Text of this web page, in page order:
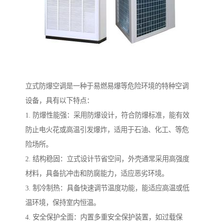
立式防爆空调是一种于易燃易爆等危险环境的特种空调
设备，具有以下特点：
1. 防爆性能强：采用防爆设计，符合防爆标准，能有效
防止电火花或高温引发爆炸，适用于石油、化工、等危
险场所。
2. 结构稳固：立式设计节省空间，外壳通常采用高强度
材料，具备抗冲击和防腐能力，适应恶劣环境。
3. 制冷制热：具备快速调节温度功能，能适应高温或低
温环境，保持室内恒温。
4. 安全保护全面：内置多重安全保护装置，如过载保